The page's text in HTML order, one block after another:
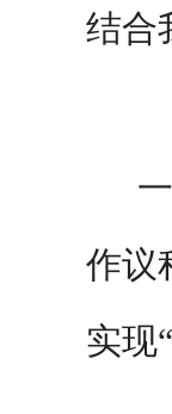
结合
一
作议
实现“